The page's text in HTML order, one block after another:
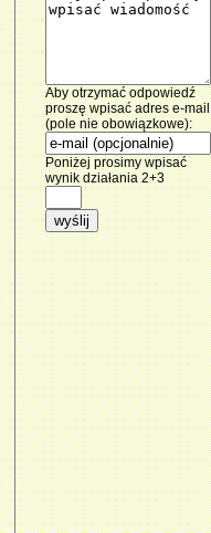
Aby otrzymać odpowiedź
proszę wpisać adres e-mail
(pole nie obowiązkowe):
Poniżej prosimy wpisać
wynik działania 2+3